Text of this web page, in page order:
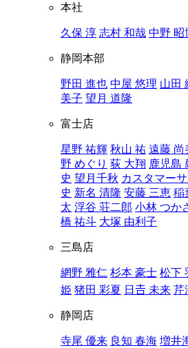
本社
久保 淳 志村 和哉 中野 昭
静岡本部
野田 進也 中屋 悠理 山田
美子 望月 道隆
富士店
星野 祐輝 秋山 祐 遠藤 尚
野 めぐり 荻 大翔 鹿児島
史 望月千秋 カスタマー
史 新名 清隆 安藤 三恵 稲
太 浮谷 荘二郎 小林 つか
橋 祐斗 大塚 由利子
三島店
網野 雅仁 杉本 豪士 松下
姫 猪田 彩夏 日𠮷 未来 芹
静岡店
寺尾 優来 良知 春海 増井